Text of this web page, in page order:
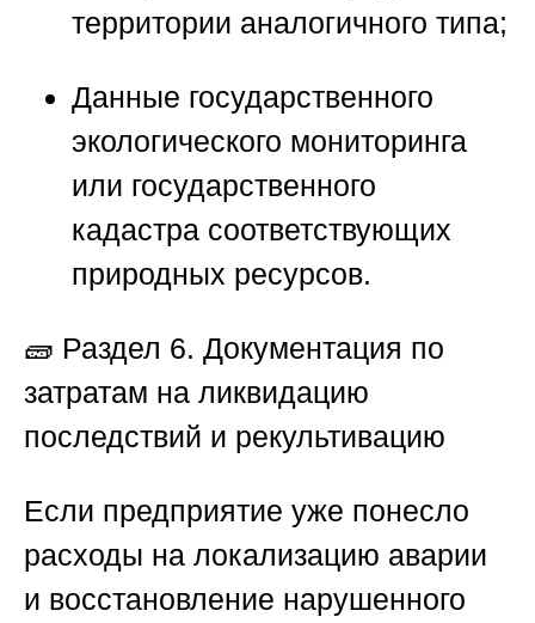
территории аналогичного типа;
Данные государственного
экологического мониторинга
или государственного
кадастра соответствующих
природных ресурсов.
🧱 Раздел 6. Документация по
затратам на ликвидацию
последствий и рекультивацию
Если предприятие уже понесло
расходы на локализацию аварии
и восстановление нарушенного